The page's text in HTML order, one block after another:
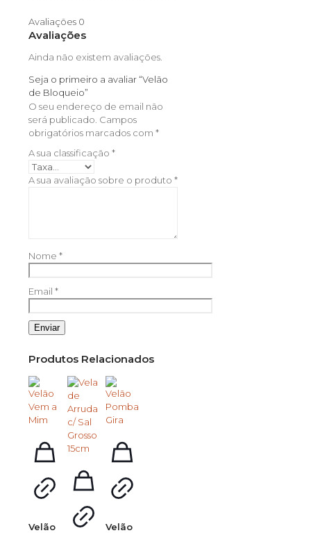
Avaliações 0
Avaliações
Ainda não existem avaliações.
Seja o primeiro a avaliar “Velão
de Bloqueio”
O seu endereço de email não
será publicado. Campos
obrigatórios marcados com *
A sua classificação *
A sua avaliação sobre o produto *
Nome *
Email *
Produtos Relacionados
Velão
Velão